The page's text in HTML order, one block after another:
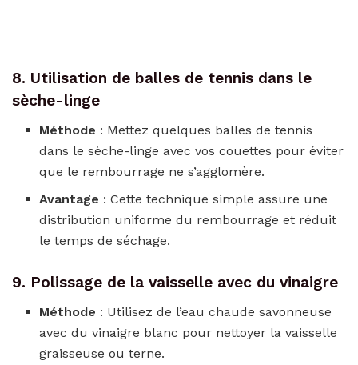
8. Utilisation de balles de tennis dans le
sèche-linge
Méthode : Mettez quelques balles de tennis
dans le sèche-linge avec vos couettes pour éviter
que le rembourrage ne s’agglomère.
Avantage : Cette technique simple assure une
distribution uniforme du rembourrage et réduit
le temps de séchage.
9. Polissage de la vaisselle avec du vinaigre
Méthode : Utilisez de l’eau chaude savonneuse
avec du vinaigre blanc pour nettoyer la vaisselle
graisseuse ou terne.